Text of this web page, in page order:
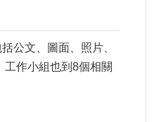
公文、圖面、照片、
作小組也到8個相關